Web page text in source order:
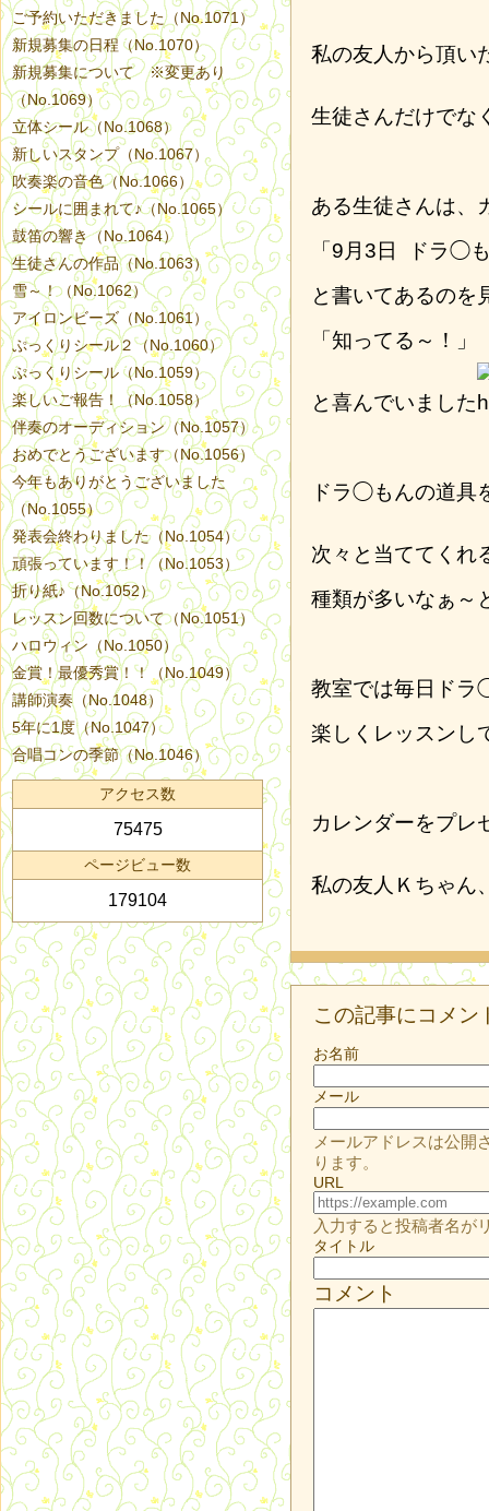
私の友人から頂い
生徒さんだけでな
ある生徒さんは、
「9月3日 ドラ◯
と書いてあるのを
「知ってる～！」
と喜んでいました
ドラ◯もんの道具
次々と当ててくれ
種類が多いなぁ～
教室では毎日ドラ
楽しくレッスンし
カレンダーをプレ
私の友人Ｋちゃん
この記事にコメン
お名前
メール
メールアドレスは公開
ります。
URL
入力すると投稿者名が
タイトル
コメント
ご予約いただきました（No.1071）
新規募集の日程（No.1070）
新規募集について ※変更あり
（No.1069）
立体シール（No.1068）
新しいスタンプ（No.1067）
吹奏楽の音色（No.1066）
シールに囲まれて♪（No.1065）
鼓笛の響き（No.1064）
生徒さんの作品（No.1063）
雪～！（No.1062）
アイロンビーズ（No.1061）
ぷっくりシール２（No.1060）
ぷっくりシール（No.1059）
楽しいご報告！（No.1058）
伴奏のオーディション（No.1057）
おめでとうございます（No.1056）
今年もありがとうございました
（No.1055）
発表会終わりました（No.1054）
頑張っています！！（No.1053）
折り紙♪（No.1052）
レッスン回数について（No.1051）
ハロウィン（No.1050）
金賞！最優秀賞！！（No.1049）
講師演奏（No.1048）
5年に1度（No.1047）
合唱コンの季節（No.1046）
アクセス数
75475
ページビュー数
179104